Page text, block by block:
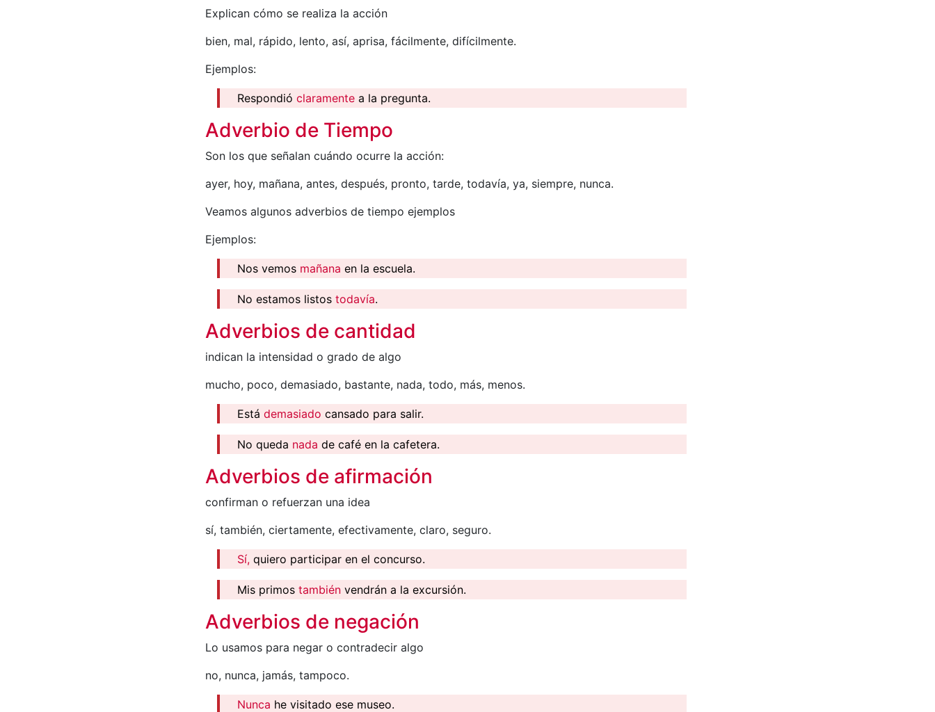
Explican cómo se realiza la acción
bien, mal, rápido, lento, así, aprisa, fácilmente, difícilmente.
Ejemplos:
Respondióclaramente a la pregunta.
Adverbio de Tiempo
Son los que señalan cuándo ocurre la acción:
ayer, hoy, mañana, antes, después, pronto, tarde, todavía, ya, siempre, nunca.
Veamos algunos adverbios de tiempo ejemplos
Ejemplos:
Nos vemos mañana en la escuela.
No estamos listostodavía.
Adverbios de cantidad
indican la intensidad o grado de algo
mucho, poco, demasiado, bastante, nada, todo, más, menos.
Estádemasiado cansado para salir.
No queda nada de café en la cafetera.
Adverbios de afirmación
confirman o refuerzan una idea
sí, también, ciertamente, efectivamente, claro, seguro.
Sí, quiero participar en el concurso.
Mis primostambién vendrán a la excursión.
Adverbios de negación
Lo usamos para negar o contradecir algo
no, nunca, jamás, tampoco.
Nunca he visitado ese museo.